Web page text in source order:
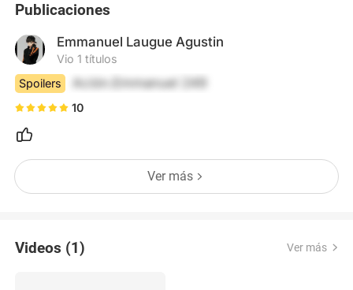
Publicaciones
Emmanuel Laugue Agustin
Vio 1 títulos
Spoilers
Ación.Emmanuel 249
10
Ver más
Videos (1) Ver más